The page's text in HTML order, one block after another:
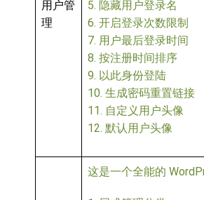
用户管
理
5. 隐藏用户登录名
6. 开启登录次数限制
7. 用户最后登录时间
8. 按注册时间排序
9. 以此身份登陆
10. 生成密码重置链接
11. 自定义用户头像
12. 默认用户头像
这是一个全能的